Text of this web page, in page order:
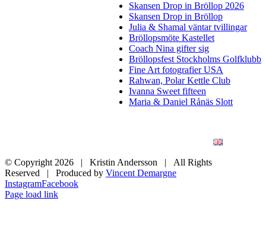
Skansen Drop in Bröllop 2026
Skansen Drop in Bröllop
Julia & Shamal väntar tvillingar
Bröllopsmöte Kastellet
Coach Nina gifter sig
Bröllopsfest Stockholms Golfklubb
Fine Art fotografier USA
Rahwan, Polar Kettle Club
Ivanna Sweet fifteen
Maria & Daniel Rånäs Slott
© Copyright 2026 | Kristin Andersson | All Rights
Reserved | Produced by Vincent Demargne
InstagramFacebook
Page load link